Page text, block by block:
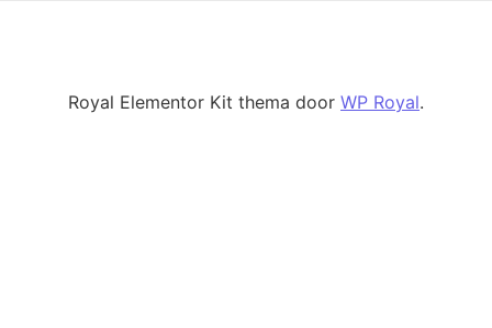
Royal Elementor Kit thema door WP Royal.